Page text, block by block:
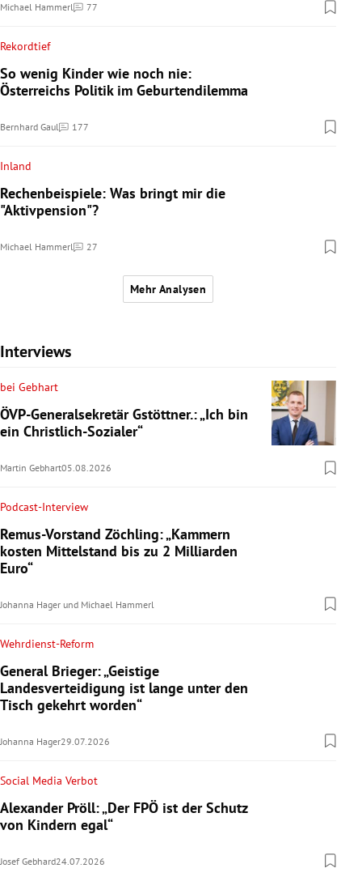
Michael Hammerl 77
Kommentare
Rekordtief
So wenig Kinder wie noch nie:
Österreichs Politik im Geburtendilemma
Bernhard Gaul 177
Kommentare
Inland
Rechenbeispiele: Was bringt mir die
"Aktivpension"?
Michael Hammerl 27
Kommentare
Mehr Analysen
Interviews
bei Gebhart
ÖVP-Generalsekretär Gstöttner.: „Ich bin
ein Christlich-Sozialer“
Martin Gebhart05.08.2026
Podcast-Interview
Remus-Vorstand Zöchling: „Kammern
kosten Mittelstand bis zu 2 Milliarden
Euro“
Johanna Hager und Michael Hammerl
Wehrdienst-Reform
General Brieger: „Geistige
Landesverteidigung ist lange unter den
Tisch gekehrt worden“
Johanna Hager29.07.2026
Social Media Verbot
Alexander Pröll: „Der FPÖ ist der Schutz
von Kindern egal“
Josef Gebhard24.07.2026